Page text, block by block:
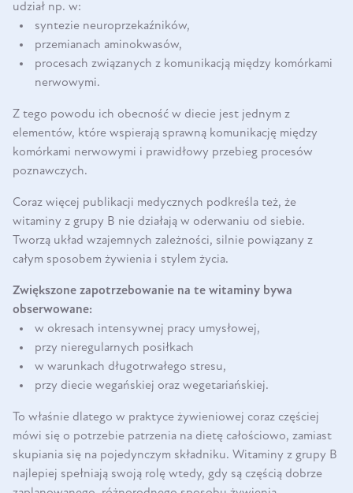
udział np. w:
syntezie neuroprzekaźników,
przemianach aminokwasów,
procesach związanych z komunikacją między komórkami
nerwowymi.
Z tego powodu ich obecność w diecie jest jednym z
elementów, które wspierają sprawną komunikację między
komórkami nerwowymi i prawidłowy przebieg procesów
poznawczych.
Coraz więcej publikacji medycznych podkreśla też, że
witaminy z grupy B nie działają w oderwaniu od siebie.
Tworzą układ wzajemnych zależności, silnie powiązany z
całym sposobem żywienia i stylem życia.
Zwiększone zapotrzebowanie na te witaminy bywa
obserwowane:
w okresach intensywnej pracy umysłowej,
przy nieregularnych posiłkach
w warunkach długotrwałego stresu,
przy diecie wegańskiej oraz wegetariańskiej.
To właśnie dlatego w praktyce żywieniowej coraz częściej
mówi się o potrzebie patrzenia na dietę całościowo, zamiast
skupiania się na pojedynczym składniku. Witaminy z grupy B
najlepiej spełniają swoją rolę wtedy, gdy są częścią dobrze